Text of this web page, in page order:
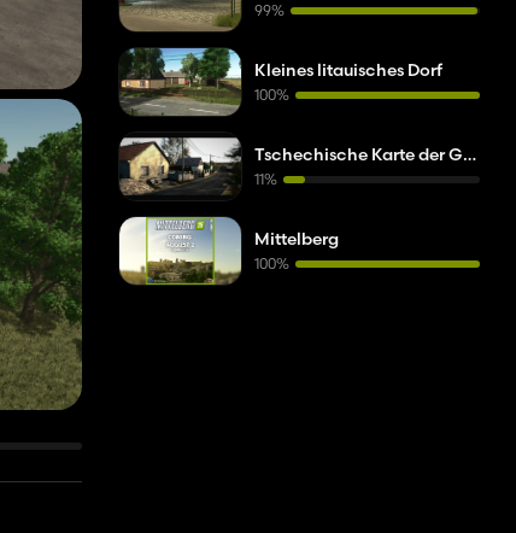
99%
Kleines litauisches Dorf
100%
Tschechische Karte der Großen Heraldik
11%
Mittelberg
100%